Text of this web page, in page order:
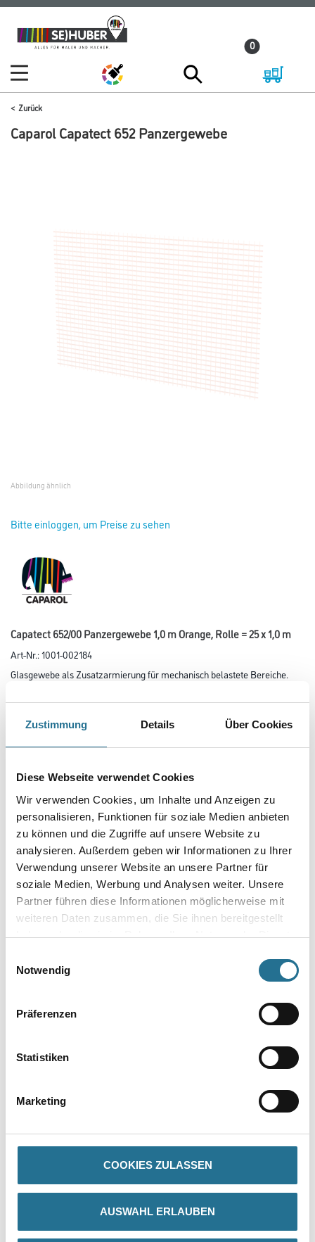
Zustimmung Details Über Cookies
Diese Webseite verwendet Cookies
Wir verwenden Cookies, um Inhalte und Anzeigen zu
personalisieren, Funktionen für soziale Medien anbieten
zu können und die Zugriffe auf unsere Website zu
analysieren. Außerdem geben wir Informationen zu Ihrer
Verwendung unserer Website an unsere Partner für
soziale Medien, Werbung und Analysen weiter. Unsere
Partner führen diese Informationen möglicherweise mit
weiteren Daten zusammen, die Sie ihnen bereitgestellt
haben oder die sie im Rahmen Ihrer Nutzung der Dienste
Notwendig
Präferenzen
Statistiken
Marketing
COOKIES ZULASSEN
AUSWAHL ERLAUBEN
Zum
Inhalt
Zum
Navigationsmenü
0
Zurück
Caparol Capatect 652 Panzergewebe
Abbildung ähnlich
Bitte einloggen, um Preise zu sehen
Capatect 652/00 Panzergewebe 1,0 m Orange, Rolle = 25 x 1,0 m
Art-Nr.:1001-002184
Glasgewebe als Zusatzarmierung für mechanisch belastete Bereiche.
Länge in centimeter
Gebinde
Umrechnungsfaktoren